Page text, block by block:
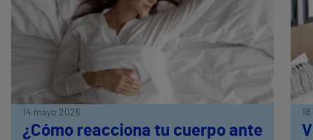
14 mayo 2026
¿Cómo reacciona tu cuerpo ante